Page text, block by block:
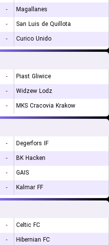
-
Magallanes
-
San Luis de Quillota
- Curico Unido
-
Piast Gliwice
-
Widzew Lodz
- MKS Cracovia Krakow
-
Degerfors IF
-
BK Hacken
-
GAIS
- Kalmar FF
-
Celtic FC
-
Hibernian FC